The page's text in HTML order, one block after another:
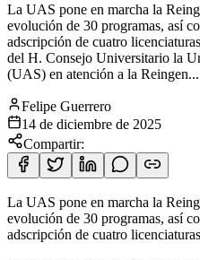
La UAS pone en marcha la
evolución de 30 programas, así
adscripción de cuatro
del H. Consejo Universitario la
(UAS) en atención a la Reingen...
Felipe Guerrero
14 de diciembre de 2025
Compartir:
La UAS pone en marcha la
evolución de 30 programas, así
adscripción de cuatro licenciaturas